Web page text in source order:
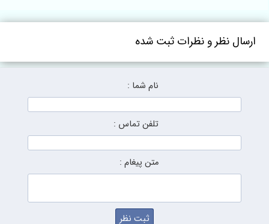
نظر و نظرات ثبت شده
نام شما :
تلفن تماس :
متن پیغام :